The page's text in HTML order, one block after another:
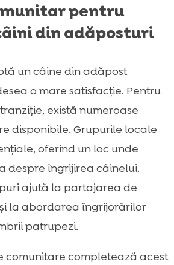
pentru
din adăposturi
un câine din adăpost
o mare satisfacție. Pentru
există numeroase
disponibile. Grupurile locale
oferind un loc unde
despre îngrijirea câinelui.
ajută la partajarea de
la abordarea îngrijorărilor
patrupezi.
comunitare completează acest